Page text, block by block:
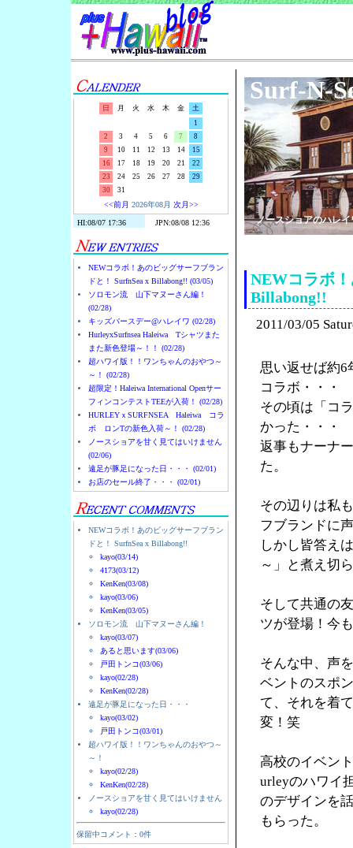
日 月 火 水 木 金
土
1
2
3 4 5 6 7
8
9
10 11 12 13 14
15
16
17 18 19 20 21
22
23
24 25 26 27 28
29
30
31
<<前月 2026年08月 次月>>
NEWコラボ！あのビッグサーフブラン
ドと！ SurfnSea x Billabong!! (03/05)
ソロモン流 山下マヌーさん編！
(02/28)
キッズバースデー@ハレイワ (02/28)
HurleyxSurfnsea Haleiwa Tシャツまた
また新色登場～！！ (02/28)
超ハワイ版！！ワンちゃんのおやつ～
～！ (02/28)
超限定！Haleiwa International Openサー
フィンコンテストTEEが入荷！ (02/28)
HURLEYｘSURFNSEA Haleiwa コラ
ボ ロンTの新色入荷～！ (02/28)
ノースショアを甘く見てはいけません
(02/06)
遠足が豚足になった日・・・ (02/01)
お店のセール終了・・・ (02/01)
NEWコラボ！あのビッグサーフブラン
ドと！ SurfnSea x Billabong!!
kayo(03/14)
4173(03/12)
KenKen(03/08)
kayo(03/06)
KenKen(03/05)
ソロモン流 山下マヌーさん編！
kayo(03/07)
あると思います(03/06)
戸田トンコ(03/06)
kayo(02/28)
KenKen(02/28)
遠足が豚足になった日・・・
kayo(03/02)
戸田トンコ(03/01)
超ハワイ版！！ワンちゃんのおやつ～
～！
kayo(02/28)
KenKen(02/28)
ノースショアを甘く見てはいけません
kayo(02/28)
保留中コメント：0件
Surf-N-
ノースショアのハレ
NEWコラボ
Billabong!!
2011/03/05
思い返せば約6
コラボ・・・
その頃は「コ
かった・・・
返事もナーナ
た。
その辺りは私
フブランドに
しかし皆答え
～」と煮え切
そして共通の
ツが登場！今
そんな中、声
ベントのスポ
て、それを着
変！笑
高校のイベン
urleyのハワイ
のデザインを
もらった。